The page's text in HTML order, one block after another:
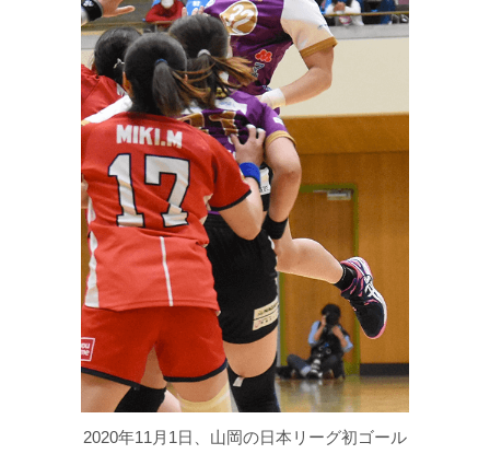
2020年11月1日、山岡の日本リーグ初ゴール